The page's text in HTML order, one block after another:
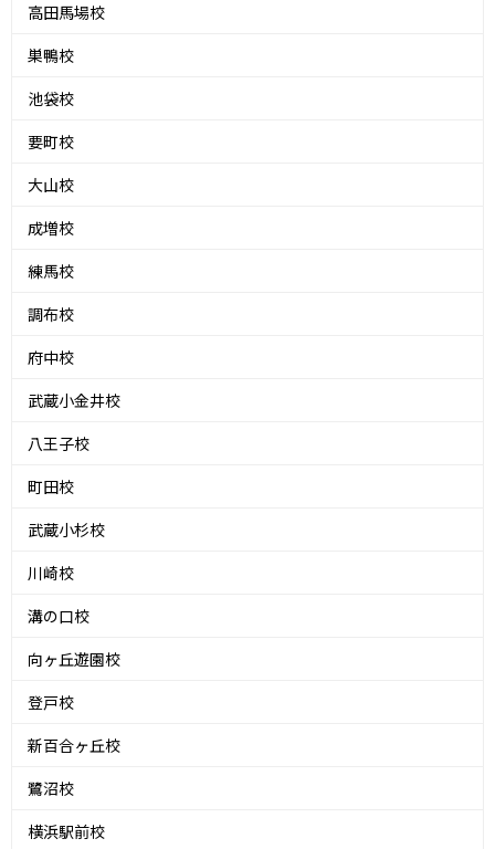
高田馬場校
巣鴨校
池袋校
要町校
大山校
成増校
練馬校
調布校
府中校
武蔵小金井校
八王子校
町田校
武蔵小杉校
川崎校
溝の口校
向ヶ丘遊園校
登戸校
新百合ヶ丘校
鷺沼校
横浜駅前校